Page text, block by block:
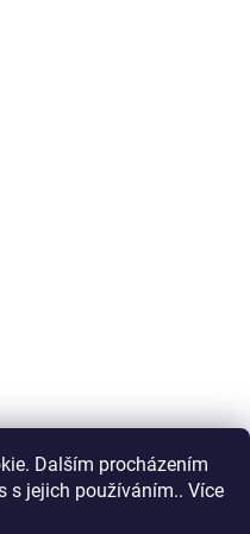
Dalším procházením
s jejich používáním.. Více